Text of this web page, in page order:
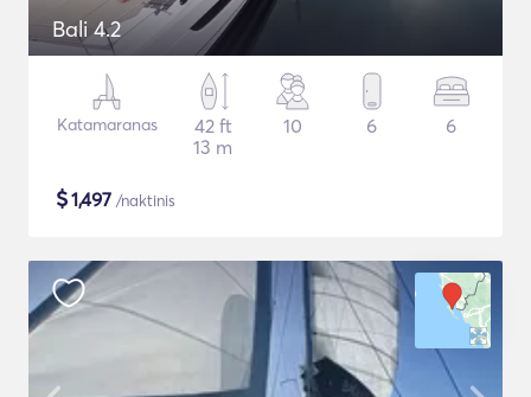
Bali 4.2
Katamaranas
42 ft
13 m
10 6 6
$1,497 /naktinis